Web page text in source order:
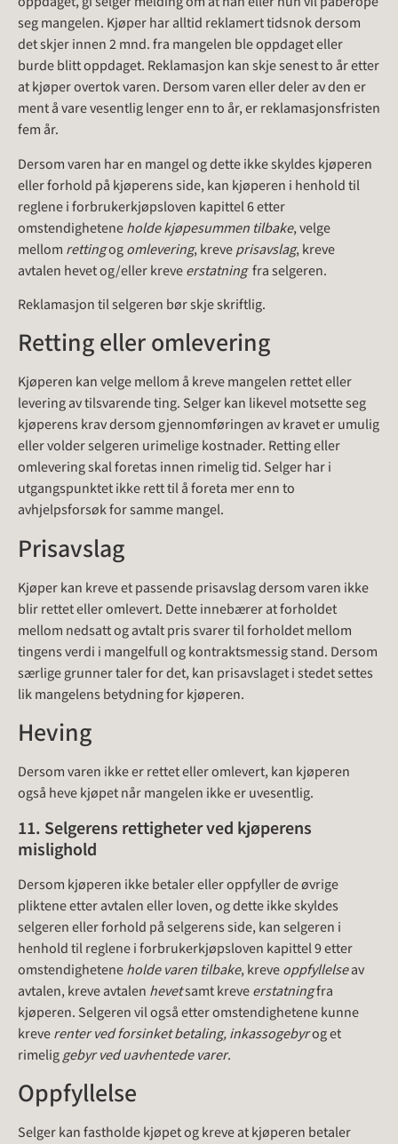
seg mangelen. Kjøper har alltid reklamert tidsnok dersom
det skjer innen 2 mnd. fra mangelen ble oppdaget eller
burde blitt oppdaget. Reklamasjon kan skje senest to år etter
at kjøper overtok varen. Dersom varen eller deler av den er
ment å vare vesentlig lenger enn to år, er reklamasjonsfristen
fem år.
Dersom varen har en mangel og dette ikke skyldes kjøperen
eller forhold på kjøperens side, kan kjøperen i henhold til
reglene i forbrukerkjøpsloven kapittel 6 etter
omstendigheteneholde kjøpesummen tilbake, velge
mellom rettingogomlevering, kreveprisavslag, kreve
avtalen hevet og/eller kreveerstatningfra selgeren.
Reklamasjon til selgeren bør skje skriftlig.
Retting eller omlevering
Kjøperen kan velge mellom å kreve mangelen rettet eller
levering av tilsvarende ting. Selger kan likevel motsette seg
kjøperens krav dersom gjennomføringen av kravet er umulig
eller volder selgeren urimelige kostnader. Retting eller
omlevering skal foretas innen rimelig tid. Selger har i
utgangspunktet ikke rett til å foreta mer enn to
avhjelpsforsøk for samme mangel.
Prisavslag
Kjøper kan kreve et passende prisavslag dersom varen ikke
blir rettet eller omlevert. Dette innebærer at forholdet
mellom nedsatt og avtalt pris svarer til forholdet mellom
tingens verdi i mangelfull og kontraktsmessig stand. Dersom
særlige grunner taler for det, kan prisavslaget i stedet settes
lik mangelens betydning for kjøperen.
Heving
Dersom varen ikke er rettet eller omlevert, kan kjøperen
også heve kjøpet når mangelen ikke er uvesentlig.
11. Selgerens rettigheter ved kjøperens
mislighold
Dersom kjøperen ikke betaler eller oppfyller de øvrige
pliktene etter avtalen eller loven, og dette ikke skyldes
selgeren eller forhold på selgerens side, kan selgeren i
henhold til reglene i forbrukerkjøpsloven kapittel 9 etter
omstendigheteneholde varen tilbake, kreveoppfyllelseav
avtalen, kreve avtalen hevetsamt kreveerstatningfra
kjøperen. Selgeren vil også etter omstendighetene kunne
kreverenter ved forsinket betaling, inkassogebyrog et
rimeliggebyr ved uavhentede varer.
Oppfyllelse
Selger kan fastholde kjøpet og kreve at kjøperen betaler